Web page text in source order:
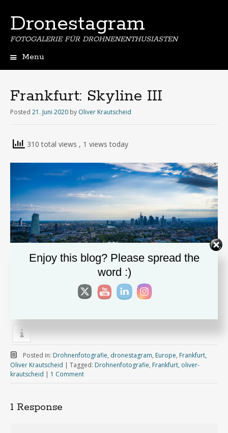
Dronestagram
FOTOGALERIE FÜR DROHNENENTHUSIASTEN
Menu
Frankfurt: Skyline III
Posted 21. Juni 2020 by Oliver Krautscheid
310 total views , 1 views today
Copyright Oliver Krautscheid
Posted in: Drohnenfotografie, dronestagram, Europe, Frankfurt,
Oliver Krautscheid | Tagged: Drohnenfotografie, Frankfurt, oliver-
krautscheid | 1 Comment
1 Response
Enjoy this blog? Please spread the
word :)